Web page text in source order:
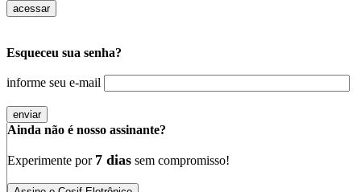
Esqueceu sua senha?
informe seu e-mail
Ainda não é nosso assinante?
Experimente por 7 dias sem compromisso!